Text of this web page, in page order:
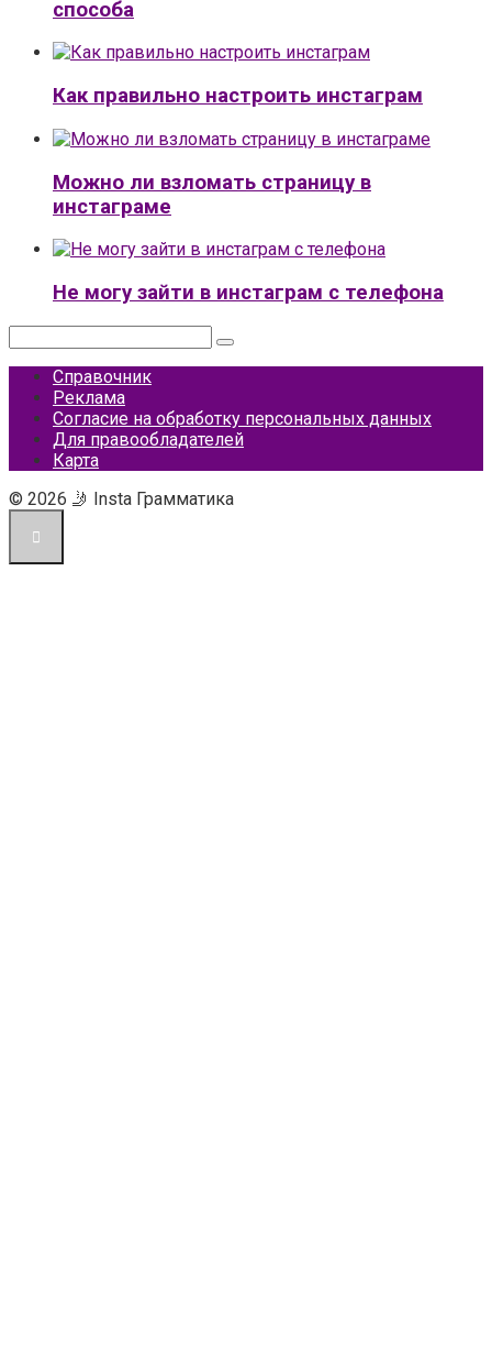
способа
Как правильно настроить инстаграм
Можно ли взломать страницу в
инстаграме
Не могу зайти в инстаграм с телефона
Справочник
Реклама
Согласие на обработку персональных данных
Для правообладателей
Карта
© 2026 🤳 Insta Грамматика